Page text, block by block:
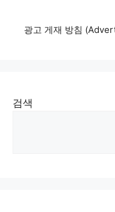
광고 게재 방침
검색